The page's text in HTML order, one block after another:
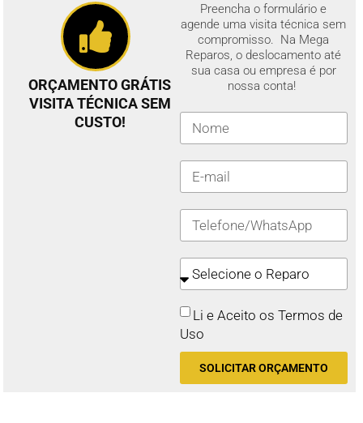
ORÇAMENTO GRÁTIS
VISITA TÉCNICA SEM
CUSTO!
Preencha o formulário e
agende uma visita técnica sem
compromisso. Na Mega
Reparos, o deslocamento até
sua casa ou empresa é por
nossa conta!
Li e Aceito os Termos de
Uso
SOLICITAR ORÇAMENTO